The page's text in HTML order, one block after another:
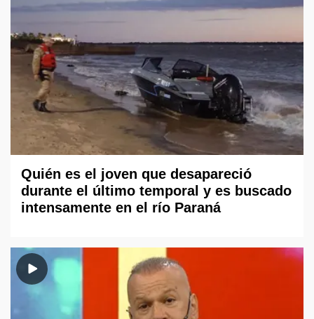
Quién es el joven que desapareció
durante el último temporal y es buscado
intensamente en el río Paraná